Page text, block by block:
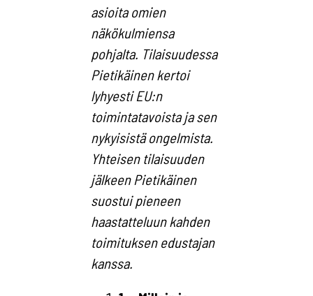
asioita omien
näkökulmiensa
pohjalta. Tilaisuudessa
Pietikäinen kertoi
lyhyesti EU:n
toimintatavoista ja sen
nykyisistä ongelmista.
Yhteisen tilaisuuden
jälkeen Pietikäinen
suostui pieneen
haastatteluun kahden
toimituksen edustajan
kanssa.